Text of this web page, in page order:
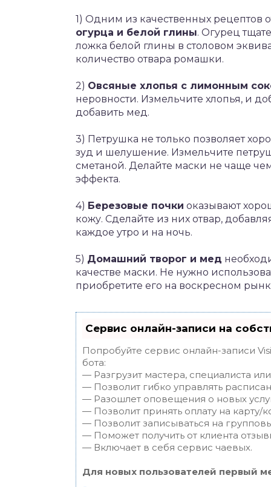
1) Одним из качественных рецептов
огурца и белой глины. Огурец
ложка белой глины в столовом
количество отвара ромашки.
2) Овсяные хлопья с лимонным
неровности. Измельчите хлопья, и
добавить мед.
3) Петрушка не только позволяет
зуд и шелушение. Измельчите
сметаной. Делайте маски не чаще
эффекта.
4) Березовые почки оказывают
кожу. Сделайте из них отвар,
каждое утро и на ночь.
5) Домашний творог и мед
качестве маски. Не нужно
приобретите его на воскресном
Сервис онлайн-записи на
Попробуйте сервис онлайн-записи
бота:
— Разгрузит мастера, специалиста
— Позволит гибко управлять
— Разошлет оповещения о новых
— Позволит принять оплату на карту/
— Позволит записываться на
— Поможет получить от клиента
— Включает в себя сервис чаевых.
Для новых пользователей первый